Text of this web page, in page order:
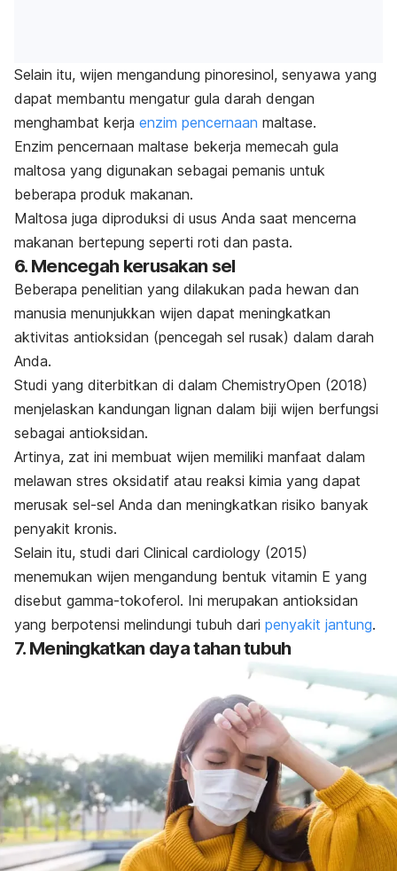
Selain itu, wijen mengandung pinoresinol, senyawa yang
dapat membantu mengatur gula darah dengan
menghambat kerja enzim pencernaan maltase.
Enzim pencernaan maltase bekerja memecah gula
maltosa yang digunakan sebagai pemanis untuk
beberapa produk makanan.
Maltosa juga diproduksi di usus Anda saat mencerna
makanan bertepung seperti roti dan pasta.
6. Mencegah kerusakan sel
Beberapa penelitian yang dilakukan pada hewan dan
manusia menunjukkan wijen dapat meningkatkan
aktivitas antioksidan (pencegah sel rusak) dalam darah
Anda.
Studi yang diterbitkan di dalam ChemistryOpen (2018)
menjelaskan kandungan lignan dalam biji wijen berfungsi
sebagai antioksidan.
Artinya, zat ini membuat wijen memiliki manfaat dalam
melawan stres oksidatif atau reaksi kimia yang dapat
merusak sel-sel Anda dan meningkatkan risiko banyak
penyakit kronis.
Selain itu, studi dari Clinical cardiology (2015)
menemukan wijen mengandung bentuk vitamin E yang
disebut gamma-tokoferol. Ini merupakan antioksidan
yang berpotensi melindungi tubuh dari penyakit jantung.
7. Meningkatkan daya tahan tubuh